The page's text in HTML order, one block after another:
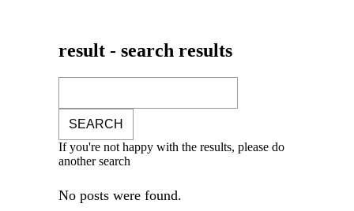
result - search results
If you're not happy with the results, please do
another search
No posts were found.